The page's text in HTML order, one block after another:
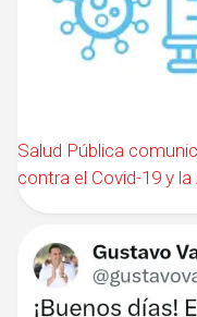
Salud Pública
contra el Covid-19 y la